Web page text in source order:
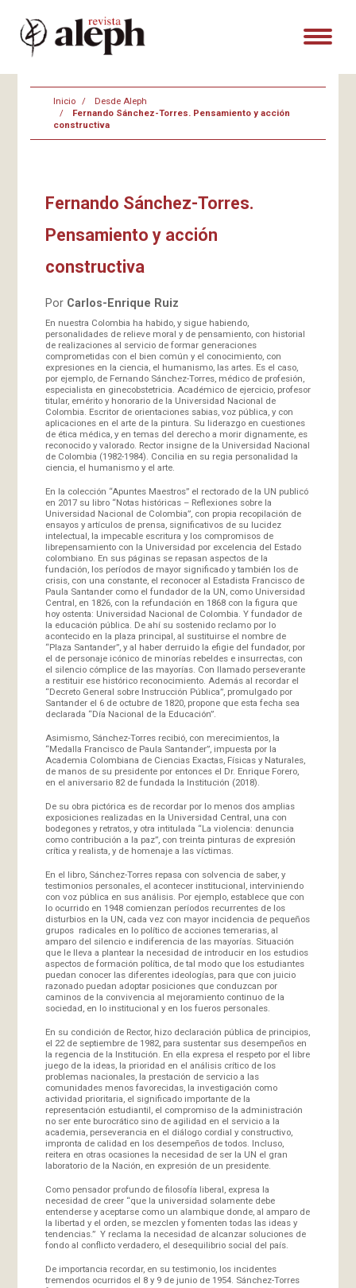
Inicio
Desde Aleph
Fernando Sánchez-Torres. Pensamiento y acción
constructiva
Fernando Sánchez-Torres.
Pensamiento y acción
constructiva
Por Carlos-Enrique Ruiz
En nuestra Colombia ha habido, y sigue habiendo,
personalidades de relieve moral y de pensamiento, con historial
de realizaciones al servicio de formar generaciones
comprometidas con el bien común y el conocimiento, con
expresiones en la ciencia, el humanismo, las artes. Es el caso,
por ejemplo, de Fernando Sánchez-Torres, médico de profesión,
especialista en ginecobstetricia. Académico de ejercicio, profesor
titular, emérito y honorario de la Universidad Nacional de
Colombia. Escritor de orientaciones sabias, voz pública, y con
aplicaciones en el arte de la pintura. Su liderazgo en cuestiones
de ética médica, y en temas del derecho a morir dignamente, es
reconocido y valorado. Rector insigne de la Universidad Nacional
de Colombia (1982-1984). Concilia en su regia personalidad la
ciencia, el humanismo y el arte.
En la colección “Apuntes Maestros” el rectorado de la UN publicó
en 2017 su libro “Notas históricas – Reflexiones sobre la
Universidad Nacional de Colombia”, con propia recopilación de
ensayos y artículos de prensa, significativos de su lucidez
intelectual, la impecable escritura y los compromisos de
librepensamiento con la Universidad por excelencia del Estado
colombiano. En sus páginas se repasan aspectos de la
fundación, los períodos de mayor significado y también los de
crisis, con una constante, el reconocer al Estadista Francisco de
Paula Santander como el fundador de la UN, como Universidad
Central, en 1826, con la refundación en 1868 con la figura que
hoy ostenta: Universidad Nacional de Colombia. Y fundador de
la educación pública. De ahí su sostenido reclamo por lo
acontecido en la plaza principal, al sustituirse el nombre de
“Plaza Santander”, y al haber derruido la efigie del fundador, por
el de personaje icónico de minorías rebeldes e insurrectas, con
el silencio cómplice de las mayorías. Con llamado perseverante
a restituir ese histórico reconocimiento. Además al recordar el
“Decreto General sobre Instrucción Pública”, promulgado por
Santander el 6 de octubre de 1820, propone que esta fecha sea
declarada “Día Nacional de la Educación”.
Asimismo, Sánchez-Torres recibió, con merecimientos, la
“Medalla Francisco de Paula Santander”, impuesta por la
Academia Colombiana de Ciencias Exactas, Físicas y Naturales,
de manos de su presidente por entonces el Dr. Enrique Forero,
en el aniversario 82 de fundada la Institución (2018).
De su obra pictórica es de recordar por lo menos dos amplias
exposiciones realizadas en la Universidad Central, una con
bodegones y retratos, y otra intitulada “La violencia: denuncia
como contribución a la paz”, con treinta pinturas de expresión
crítica y realista, y de homenaje a las víctimas.
En el libro, Sánchez-Torres repasa con solvencia de saber, y
testimonios personales, el acontecer institucional, interviniendo
con voz pública en sus análisis. Por ejemplo, establece que con
lo ocurrido en 1948 comienzan períodos recurrentes de los
disturbios en la UN, cada vez con mayor incidencia de pequeños
grupos radicales en lo político de acciones temerarias, al
amparo del silencio e indiferencia de las mayorías. Situación
que le lleva a plantear la necesidad de introducir en los estudios
aspectos de formación política, de tal modo que los estudiantes
puedan conocer las diferentes ideologías, para que con juicio
razonado puedan adoptar posiciones que conduzcan por
caminos de la convivencia al mejoramiento continuo de la
sociedad, en lo institucional y en los fueros personales.
En su condición de Rector, hizo declaración pública de principios,
el 22 de septiembre de 1982, para sustentar sus desempeños en
la regencia de la Institución. En ella expresa el respeto por el libre
juego de la ideas, la prioridad en el análisis crítico de los
problemas nacionales, la prestación de servicio a las
comunidades menos favorecidas, la investigación como
actividad prioritaria, el significado importante de la
representación estudiantil, el compromiso de la administración
no ser ente burocrático sino de agilidad en el servicio a la
academia, perseverancia en el diálogo cordial y constructivo,
impronta de calidad en los desempeños de todos. Incluso,
reitera en otras ocasiones la necesidad de ser la UN el gran
laboratorio de la Nación, en expresión de un presidente.
Como pensador profundo de filosofía liberal, expresa la
necesidad de creer “que la universidad solamente debe
entenderse y aceptarse como un alambique donde, al amparo de
la libertad y el orden, se mezclen y fomenten todas las ideas y
tendencias.” Y reclama la necesidad de alcanzar soluciones de
fondo al conflicto verdadero, el desequilibrio social del país.
De importancia recordar, en su testimonio, los incidentes
tremendos ocurridos el 8 y 9 de junio de 1954. Sánchez-Torres